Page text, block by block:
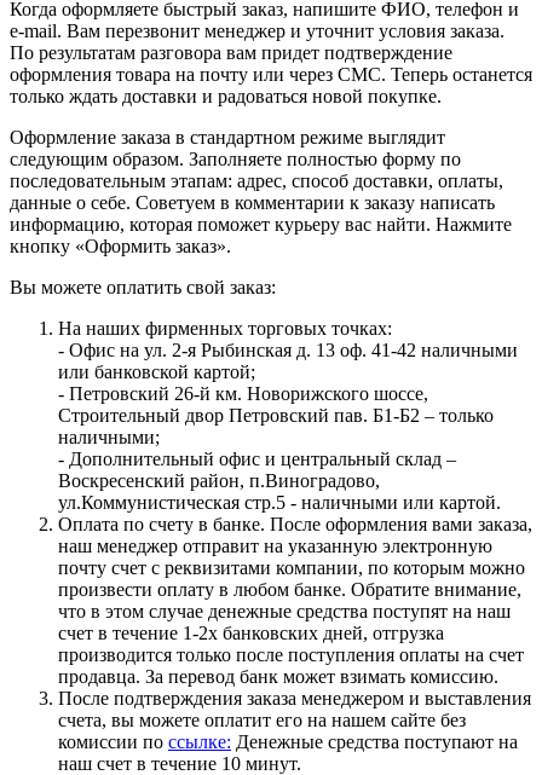
Когда оформляете быстрый заказ, напишите ФИО, телефон и
e-mail. Вам перезвонит менеджер и уточнит условия заказа.
По результатам разговора вам придет подтверждение
оформления товара на почту или через СМС. Теперь останется
только ждать доставки и радоваться новой покупке.
Оформление заказа в стандартном режиме выглядит
следующим образом. Заполняете полностью форму по
последовательным этапам: адрес, способ доставки, оплаты,
данные о себе. Советуем в комментарии к заказу написать
информацию, которая поможет курьеру вас найти. Нажмите
кнопку «Оформить заказ».
Вы можете оплатить свой заказ:
На наших фирменных торговых точках:
- Офис на ул. 2-я Рыбинская д. 13 оф. 41-42 наличными
или банковской картой;
- Петровский 26-й км. Новорижского шоссе,
Строительный двор Петровский пав. Б1-Б2 – только
наличными;
- Дополнительный офис и центральный склад –
Воскресенский район, п.Виноградово,
ул.Коммунистическая стр.5 - наличными или картой.
Оплата по счету в банке. После оформления вами заказа,
наш менеджер отправит на указанную электронную
почту счет с реквизитами компании, по которым можно
произвести оплату в любом банке. Обратите внимание,
что в этом случае денежные средства поступят на наш
счет в течение 1-2х банковских дней, отгрузка
производится только после поступления оплаты на счет
продавца. За перевод банк может взимать комиссию.
После подтверждения заказа менеджером и выставления
счета, вы можете оплатит его на нашем сайте без
комиссии по ссылке: Денежные средства поступают на
наш счет в течение 10 минут.